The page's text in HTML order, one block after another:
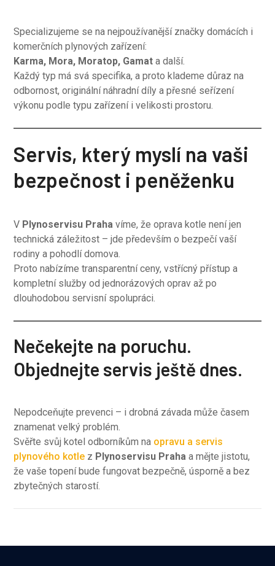
Specializujeme se na nejpoužívanější značky domácích i
komerčních plynových zařízení:
Karma, Mora, Moratop, Gamat a další.
Každý typ má svá specifika, a proto klademe důraz na
odbornost, originální náhradní díly a přesné seřízení
výkonu podle typu zařízení i velikosti prostoru.
Servis, který myslí na vaši
bezpečnost i peněženku
V Plynoservisu Praha víme, že oprava kotle není jen
technická záležitost – jde především o bezpečí vaší
rodiny a pohodlí domova.
Proto nabízíme transparentní ceny, vstřícný přístup a
kompletní služby od jednorázových oprav až po
dlouhodobou servisní spolupráci.
Nečekejte na poruchu.
Objednejte servis ještě dnes.
Nepodceňujte prevenci – i drobná závada může časem
znamenat velký problém.
Svěřte svůj kotel odborníkům na opravu a servis
plynového kotle z Plynoservisu Praha a mějte jistotu,
že vaše topení bude fungovat bezpečně, úsporně a bez
zbytečných starostí.